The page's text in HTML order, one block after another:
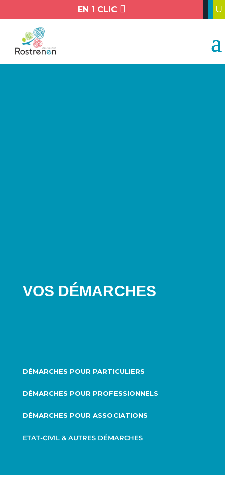
EN 1 CLIC  U
VOS DÉMARCHES
DÉMARCHES POUR PARTICULIERS
DÉMARCHES POUR PROFESSIONNELS
DÉMARCHES POUR ASSOCIATIONS
ETAT-CIVIL & AUTRES DÉMARCHES